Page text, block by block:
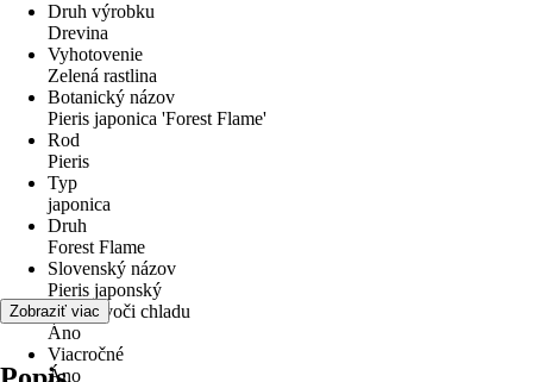
Druh výrobku
Drevina
Vyhotovenie
Zelená rastlina
Botanický názov
Pieris japonica 'Forest Flame'
Rod
Pieris
Typ
japonica
Druh
Forest Flame
Slovenský názov
Pieris japonský
odolné voči chladu
Áno
Viacročné
Áno
Zobraziť viac